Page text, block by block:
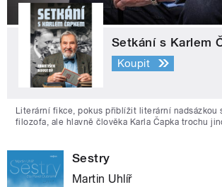
Setkání s Karlem
Koupit
Literární fikce, pokus přiblížit literární nadsázkou
filozofa, ale hlavně člověka Karla Čapka trochu
Sestry
Martin Uhlíř